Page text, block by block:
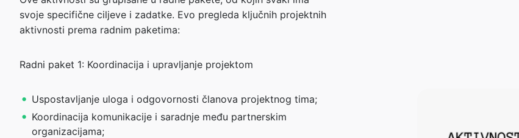
svoje specifične ciljeve i zadatke. Evo pregleda ključnih projektnih
aktivnosti prema radnim paketima:
Radni paket 1: Koordinacija i upravljanje projektom
Uspostavljanje uloga i odgovornosti članova projektnog tima;
Koordinacija komunikacije i saradnje među partnerskim
organizacijama;